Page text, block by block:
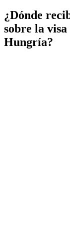
¿Dónde
sobre la
Hungría?